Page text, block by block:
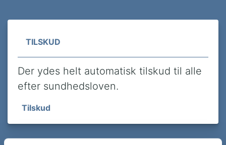
TILSKUD
Der ydes helt automatisk tilskud til alle
efter sundhedsloven.
Tilskud